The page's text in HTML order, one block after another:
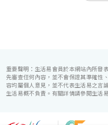
重要聲明：生活易會員於本網站內所發
先審查任何內容，並不會保證其準確性
容均屬個人意見，並不代表生活易之言
生活易概不負責。有關詳情請參閱生活